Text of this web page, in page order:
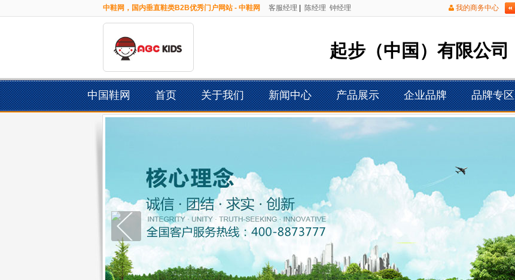
我的商务中心
中鞋网，国内垂直鞋类B2B优秀门户网站 - 中鞋网 客服经理 陈经理 钟经理
起步（中国）有限公司
中国鞋网 首页 关于我们 新闻中心 产品展示 企业品牌 品牌专区